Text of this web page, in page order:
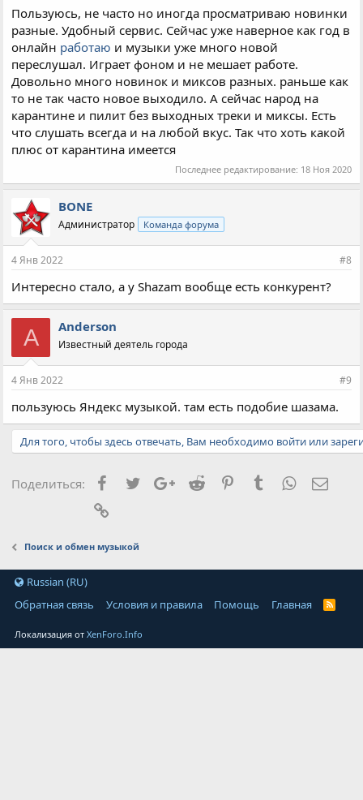
Пользуюсь, не часто но иногда просматриваю новинки
разные. Удобный сервис. Сейчас уже наверное как год в
онлайн работаю и музыки уже много новой
переслушал. Играет фоном и не мешает работе.
Довольно много новинок и миксов разных. раньше как
то не так часто новое выходило. А сейчас народ на
карантине и пилит без выходных треки и миксы. Есть
что слушать всегда и на любой вкус. Так что хоть какой
плюс от карантина имеется
Последнее редактирование: 18 Ноя 2020
BONE
Администратор Команда форума
4 Янв 2022 #8
Интересно стало, а у Shazam вообще есть конкурент?
A Anderson
Известный деятель города
4 Янв 2022 #9
пользуюсь Яндекс музыкой. там есть подобие шазама.
Для того, чтобы здесь отвечать, Вам необходимо войти или
Поделиться: Facebook
TwitterGoogle+
Reddit PinterestTumblrWhatsApp
Поиск и обмен музыкой
Russian (RU)
Обратная связь
Условия и правила Помощь Главная
Локализация отXenForo.Info